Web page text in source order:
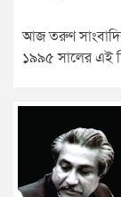
আজ তরুণ
১৯৯৫ সালের এই